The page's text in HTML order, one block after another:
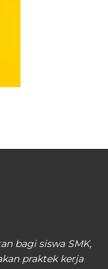
bagi siswa SMK,
praktek kerja